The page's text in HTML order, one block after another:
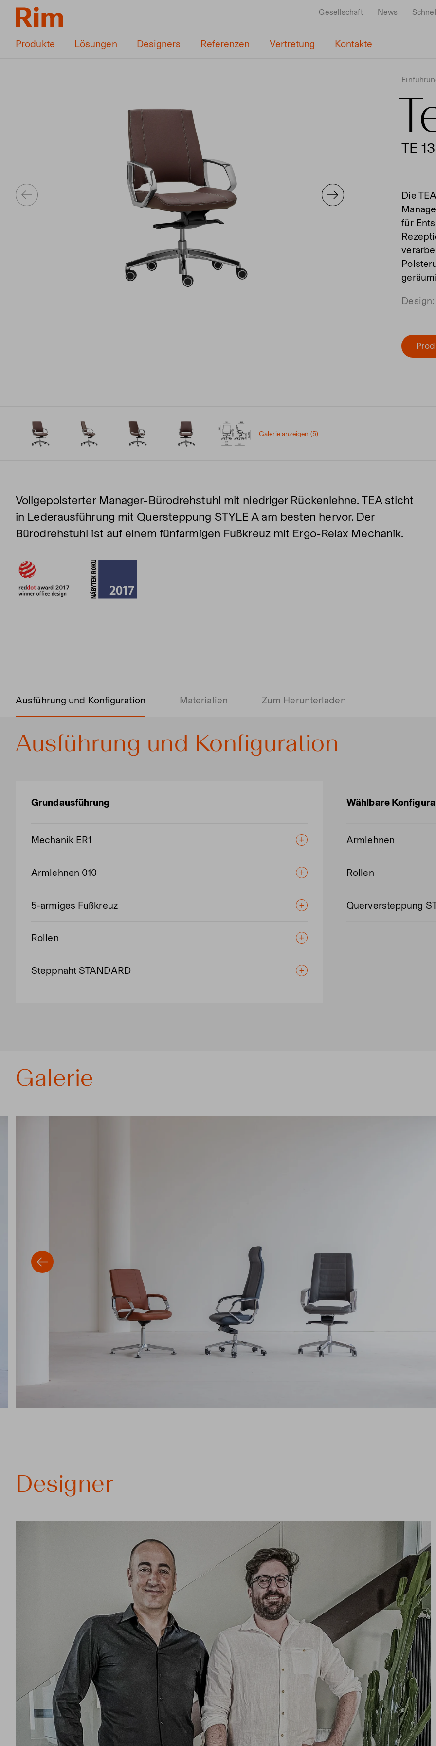
Gesellschaft News
Produkte Lösungen Designers Referenzen Vertretung Kontakte
TE
Die
für
Galerie anzeigen (5)
Vollgepolsterter Manager-Bürodrehstuhl mit niedriger Rückenlehne. TEA sticht
in Lederausführung mit Quersteppung STYLE A am besten hervor. Der
Bürodrehstuhl ist auf einem fünfarmigen Fußkreuz mit Ergo-Relax Mechanik.
Ausführung und Konfiguration Materialien Zum Herunterladen
Ausführung und Konfiguration
Grundausführung
Mechanik ER1
Armlehnen 010
5-armiges Fußkreuz
Rollen
Steppnaht STANDARD
Wählbare
Armlehnen
Rollen
Querversteppung
Galerie
Designer